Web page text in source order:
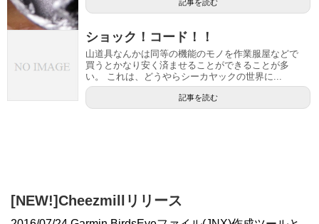
記事を読む
ショック！コード！！
山道具なんかは同等の機能のモノを作業服屋などで
買うとかなり安く済ませることができることが多
い。 これは、どうやらシーカヤックの世界に...
記事を読む
[NEW!]Cheezmillリリース